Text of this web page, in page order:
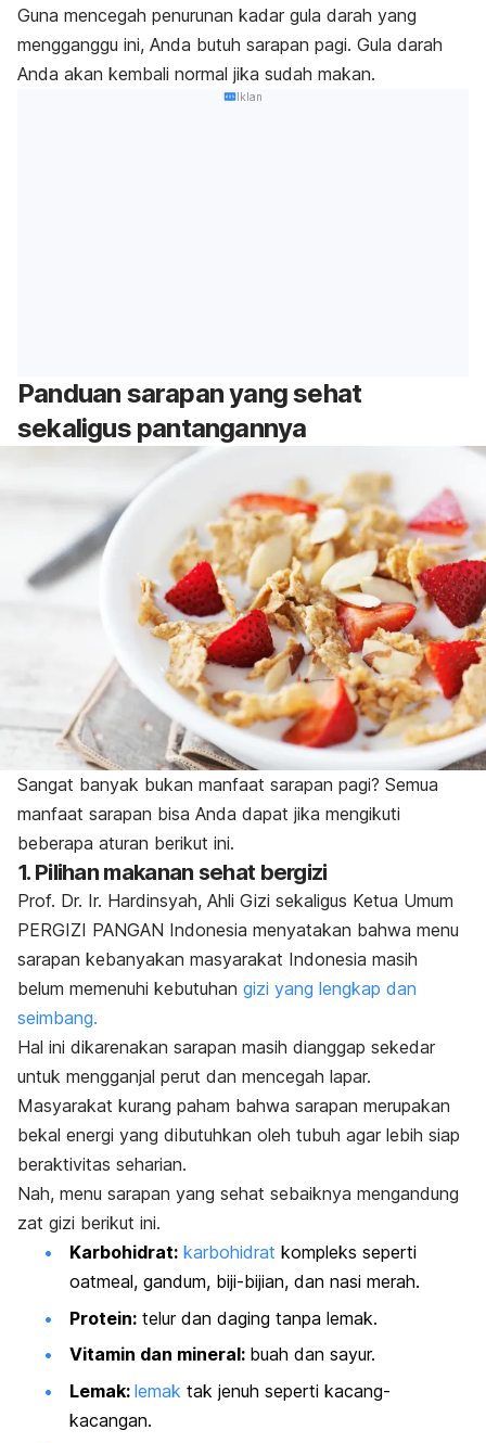
Guna mencegah penurunan kadar gula darah yang
mengganggu ini, Anda butuh sarapan pagi. Gula darah
Anda akan kembali normal jika sudah makan.
Iklan
Panduan sarapan yang sehat
sekaligus pantangannya
Sangat banyak bukan manfaat sarapan pagi? Semua
manfaat sarapan bisa Anda dapat jika mengikuti
beberapa aturan berikut ini.
1. Pilihan makanan sehat bergizi
Prof. Dr. Ir. Hardinsyah, Ahli Gizi sekaligus Ketua Umum
PERGIZI PANGAN Indonesia menyatakan bahwa menu
sarapan kebanyakan masyarakat Indonesia masih
belum memenuhi kebutuhan gizi yang lengkap dan
seimbang.
Hal ini dikarenakan sarapan masih dianggap sekedar
untuk mengganjal perut dan mencegah lapar.
Masyarakat kurang paham bahwa sarapan merupakan
bekal energi yang dibutuhkan oleh tubuh agar lebih siap
beraktivitas seharian.
Nah, menu sarapan yang sehat sebaiknya mengandung
zat gizi berikut ini.
Karbohidrat: karbohidrat kompleks seperti
oatmeal, gandum, biji-bijian, dan nasi merah.
Protein: telur dan daging tanpa lemak.
Vitamin dan mineral: buah dan sayur.
Lemak: lemak tak jenuh seperti kacang-
kacangan.